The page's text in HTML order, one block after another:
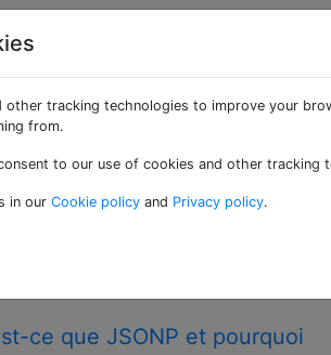
La
programmation
marquées
ce que JSONP et pourquoi
other tracking technologies to improve your
from.
to our use of cookies and other
in our Cookie policy and Privacy policy.